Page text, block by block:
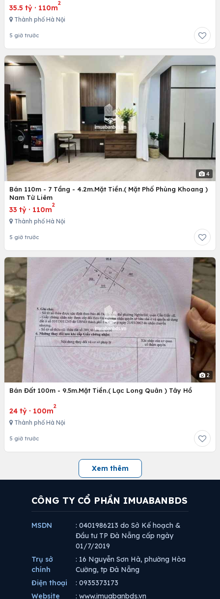
35.5 tỷ · 110m
2
Thành phố Hà Nội
5 giờ trước
4
Bán 110m - 7 Tầng - 4.2m.Mặt Tiền.( Mặt Phố Phùng Khoang )
Nam Từ Liêm
33 tỷ · 110m
2
Thành phố Hà Nội
5 giờ trước
2
Bán Đất 100m - 9.5m.Mặt Tiền.( Lạc Long Quân ) Tây Hồ
24 tỷ · 100m
2
Thành phố Hà Nội
5 giờ trước
Xem thêm
CÔNG TY CỔ PHẦN IMUABANBDS
MSDN
: 0401986213 do Sở Kế hoạch &
Đầu tư TP Đà Nẵng cấp ngày
01/7/2019
Trụ sở
chính
: 16 Nguyễn Sơn Hà, phường Hòa
Cường, tp Đà Nẵng
Điện thoại
: 0935373173
Website
: www.imuabanbds.vn